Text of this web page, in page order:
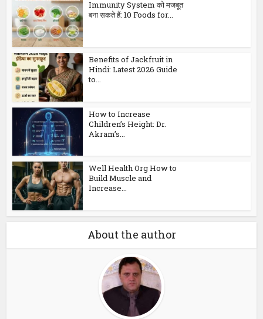
Immunity System को मजबूत
बना सकते हैं: 10 Foods for...
Benefits of Jackfruit in
Hindi: Latest 2026 Guide
to...
How to Increase
Children’s Height: Dr.
Akram’s...
Well Health Org How to
Build Muscle and
Increase...
About the author